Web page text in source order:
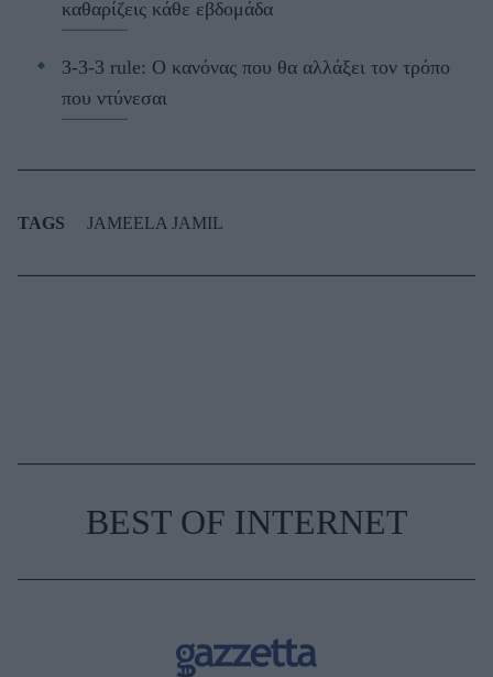
καθαρίζεις κάθε εβδομάδα
3-3-3 rule: Ο κανόνας που θα αλλάξει τον τρόπο
που ντύνεσαι
TAGS JAMEELA JAMIL
BEST OF INTERNET